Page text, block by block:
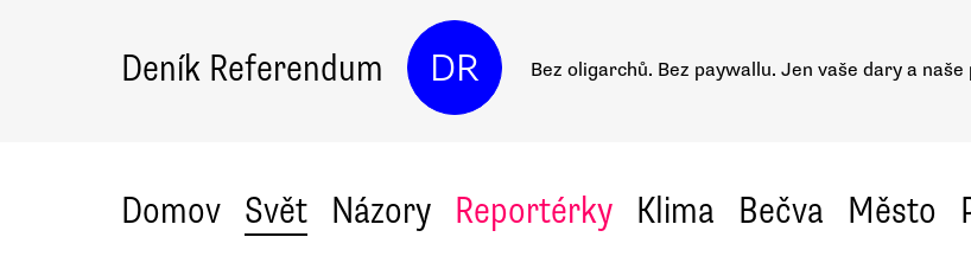
Deník Referendum DR Bez oligarchů. Bez paywallu. Jen vaše dary a naše
Domov Svět Názory Reportérky Klima Bečva Město